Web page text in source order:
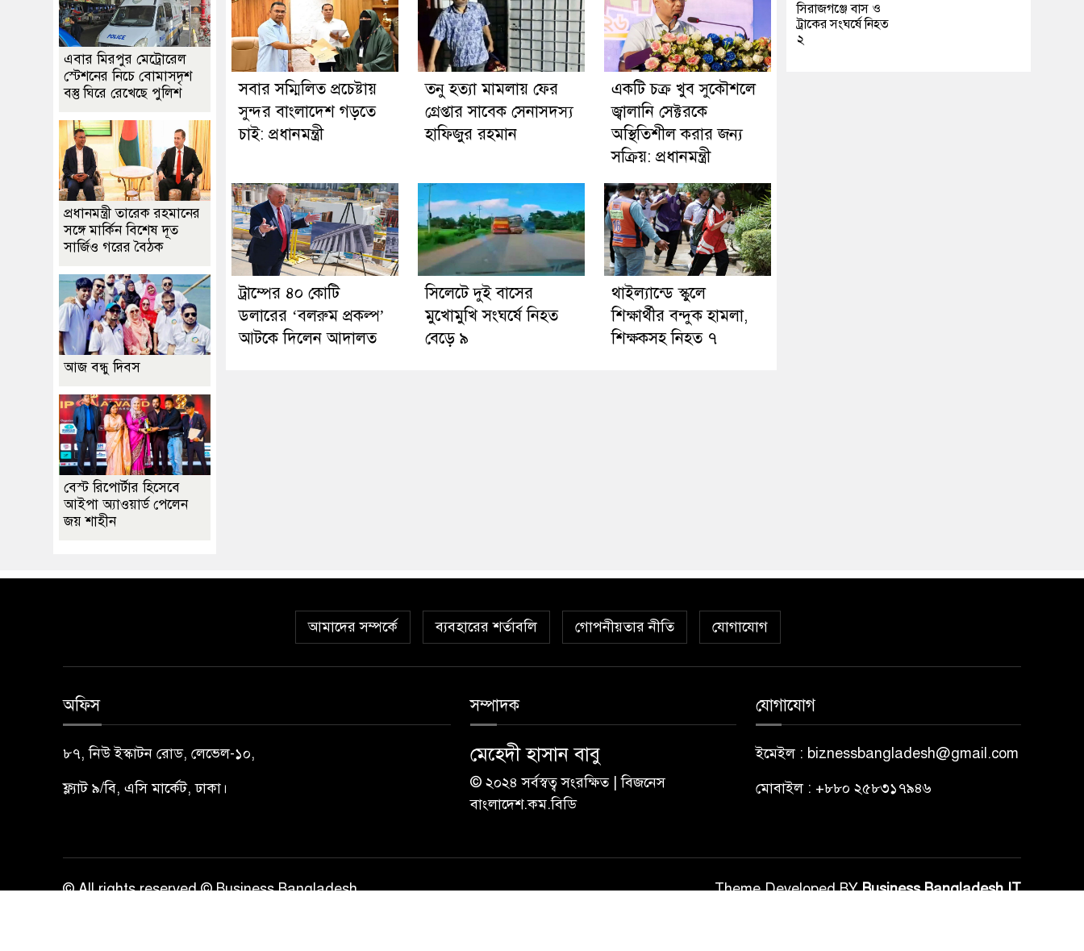
সবার সম্মিলিত প্রচেষ্টায়
সুন্দর বাংলাদেশ গড়তে
চাই: প্রধানমন্ত্রী
তনু হত্যা মামলায় ফের
গ্রেপ্তার সাবেক সেনাসদস্য
হাফিজুর রহমান
একটি চক্র খুব সুকৌশলে
জ্বালানি সেক্টরকে
অস্থিতিশীল করার জন্য
সক্রিয়: প্রধানমন্ত্রী
ট্রাম্পের ৪০ কোটি
ডলারের ‘বলরুম প্রকল্প’
আটকে দিলেন আদালত
সিলেটে দুই বাসের
মুখোমুখি সংঘর্ষে নিহত
বেড়ে ৯
থাইল্যান্ডে স্কুলে
শিক্ষার্থীর বন্দুক হামলা,
শিক্ষকসহ নিহত ৭
এবার মিরপুর মেট্রোরেল
স্টেশনের নিচে বোমাসদৃশ
বস্তু ঘিরে রেখেছে পুলিশ
প্রধানমন্ত্রী তারেক রহমানের
সঙ্গে মার্কিন বিশেষ দূত
সার্জিও গরের বৈঠক
আজ বন্ধু দিবস
বেস্ট রিপোর্টার হিসেবে
আইপা অ্যাওয়ার্ড পেলেন
জয় শাহীন
সিরাজগঞ্জে বাস ও
ট্রাকের সংঘর্ষে নিহত
২
আমাদের সম্পর্কে ব্যবহারের শর্তাবলি গোপনীয়তার নীতি যোগাযোগ
অফিস
৮৭, নিউ ইস্কাটন রোড, লেভেল-১০,
ফ্ল্যাট ৯/বি, এসি মার্কেট, ঢাকা।
সম্পাদক
মেহেদী হাসান বাবু
© ২০২৪ সর্বস্বত্ব সংরক্ষিত | বিজনেস
বাংলাদেশ.কম.বিডি
যোগাযোগ
ইমেইল : biznessbangladesh@gmail.com
মোবাইল : +৮৮০ ২৫৮৩১৭৯৪৬
© All rights reserved © Business Bangladesh Theme Developed BYBusiness Bangladesh IT